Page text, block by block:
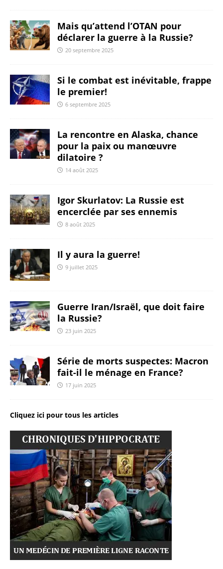
Mais qu’attend l’OTAN pour
déclarer la guerre à la Russie?
20 septembre 2025
Si le combat est inévitable, frappe
le premier!
6 septembre 2025
La rencontre en Alaska, chance
pour la paix ou manœuvre
dilatoire ?
14 août 2025
Igor Skurlatov: La Russie est
encerclée par ses ennemis
8 août 2025
Il y aura la guerre!
9 juillet 2025
Guerre Iran/Israël, que doit faire
la Russie?
23 juin 2025
Série de morts suspectes: Macron
fait-il le ménage en France?
17 juin 2025
Cliquez ici pour tous les articles